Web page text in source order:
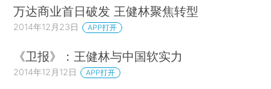
万达商业首日破发 王健林聚焦转型
2014年12月23日 APP打开
《卫报》：王健林与中国软实力
2014年12月12日 APP打开